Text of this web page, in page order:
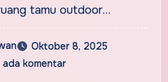
tamu outdoor…
Oktober 8, 2025
ada komentar